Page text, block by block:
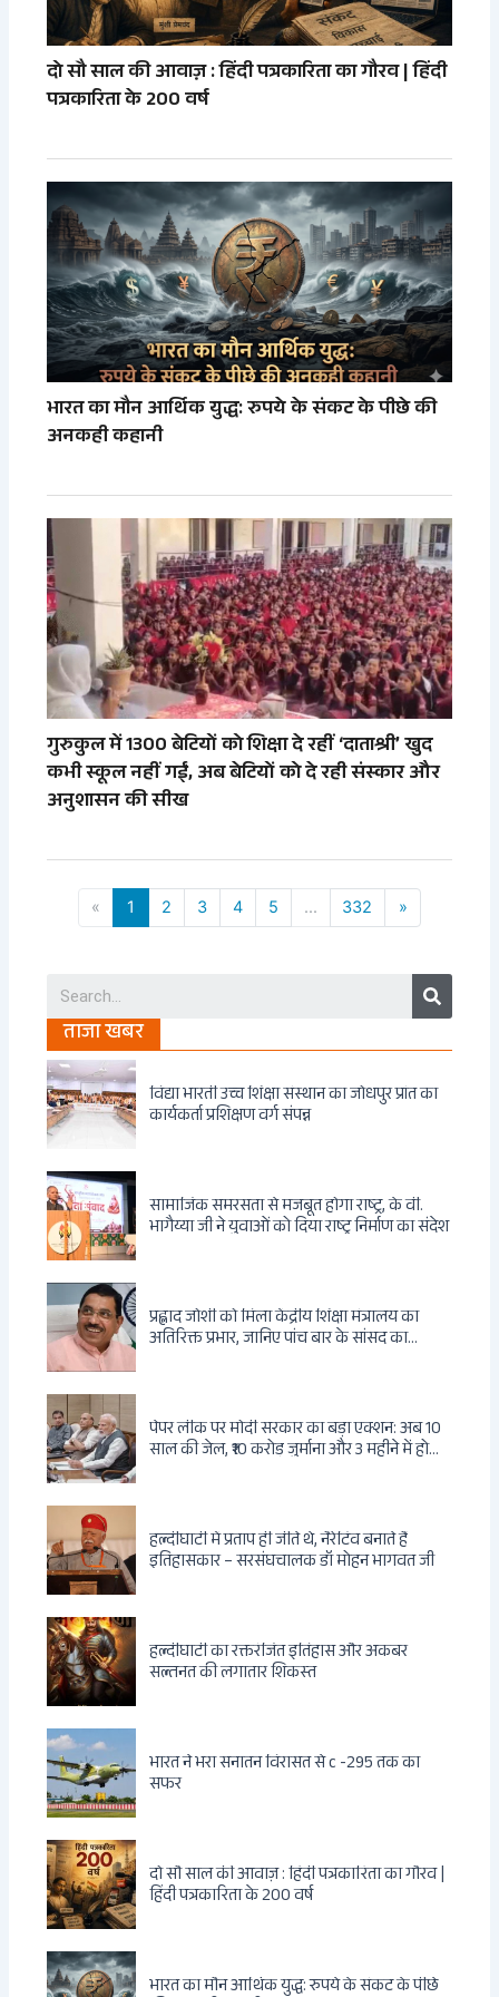
दो सौ साल की आवाज़ : हिंदी पत्रकारिता का गौरव | हिंदी
पत्रकारिता के 200 वर्ष
भारत का मौन आर्थिक युद्ध: रुपये के संकट के पीछे की
अनकही कहानी
गुरुकुल में 1300 बेटियों को शिक्षा दे रहीं ‘दाताश्री’ खुद
कभी स्कूल नहीं गईं, अब बेटियों को दे रही संस्कार और
अनुशासन की सीख
« 1 2 3 4 5 ... 332 »
Search
ताजा खबर
विद्या भारती उच्च शिक्षा संस्थान का जोधपुर प्रांत का
कार्यकर्ता प्रशिक्षण वर्ग संपन्न
सामाजिक समरसता से मजबूत होगा राष्ट्र, के वी.
भागैय्या जी ने युवाओं को दिया राष्ट्र निर्माण का संदेश
प्रह्लाद जोशी को मिला केंद्रीय शिक्षा मंत्रालय का
अतिरिक्त प्रभार, जानिए पांच बार के सांसद का
पेपर लीक पर मोदी सरकार का बड़ा एक्शन: अब 10
साल की जेल, ₹10 करोड़ जुर्माना और 3 महीने में होगा
हल्दीघाटी में प्रताप ही जीते थे, नैरेटिव बनाते हैं
इतिहासकार – सरसंघचालक डॉ मोहन भागवत जी
हल्दीघाटी का रक्तरंजित इतिहास और अकबर
सल्तनत की लगातार शिकस्त
भारत ने भरा सनातन विरासत से c -295 तक का
सफर
दो सौ साल की आवाज़ : हिंदी पत्रकारिता का गौरव |
हिंदी पत्रकारिता के 200 वर्ष
भारत का मौन आर्थिक युद्ध: रुपये के संकट के पीछे